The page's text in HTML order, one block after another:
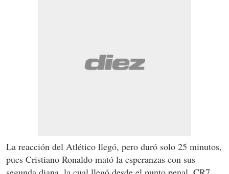
La reacción del Atlético llegó, pero duró solo 25 minutos,
pues Cristiano Ronaldo mató la esperanzas con sus